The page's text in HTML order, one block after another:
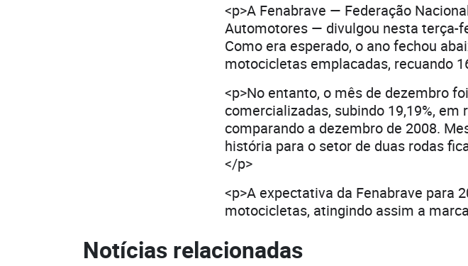
<p>A Fenabrave — Federação
Automotores — divulgou nesta terça-
Como era esperado, o ano fechou
motocicletas emplacadas, recuando
<p>No entanto, o mês de dezembro
comercializadas, subindo 19,19%, em
comparando a dezembro de 2008.
história para o setor de duas rodas
</p>
<p>A expectativa da Fenabrave para
motocicletas, atingindo assim a
Notícias relacionadas